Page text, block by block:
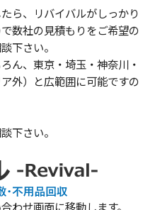
ら、リバイバルがしっかり
数社の見積もりをご希望の
下さい。
ん、東京・埼玉・神奈川・
外）と広範囲に可能ですの
下さい。
わせ画面に移動します。